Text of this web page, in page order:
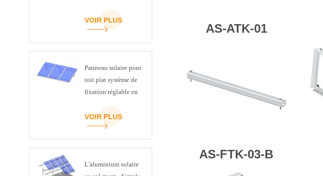
AS-ATK-01
AS-FTK-03-B
VOIR PLUS
Panneau solaire pour
toit plat système de
fixation réglable en
VOIR PLUS
L'aluminium solaire